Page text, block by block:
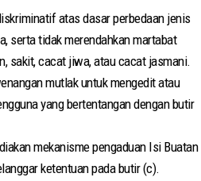
atas dasar perbedaan jenis
serta tidak merendahkan martabat
sakit, cacat jiwa, atau cacat jasmani.
mutlak untuk mengedit atau
yang bertentangan dengan butir
mekanisme pengaduan Isi Buatan
ketentuan pada butir (c).